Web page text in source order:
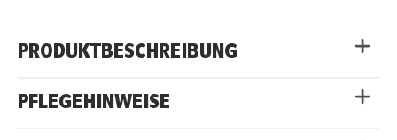
PRODUKTBESCHREIBUNG
PFLEGEHINWEISE